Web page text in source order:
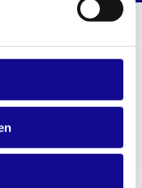
DEM L-